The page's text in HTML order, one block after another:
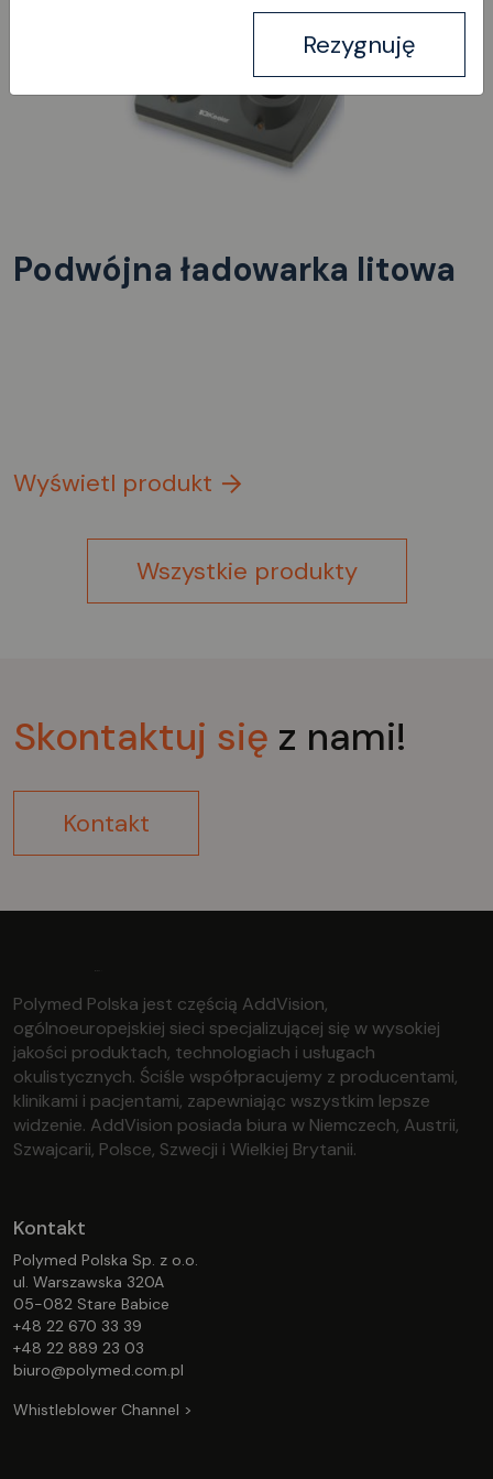
Podwójna ładowarka litowa
Wyświetl produkt
Wszystkie produkty
Skontaktuj się z nami!
Kontakt
Polymed Polska jest częścią AddVision,
ogólnoeuropejskiej sieci specjalizującej się w wysokiej
jakości produktach, technologiach i usługach
okulistycznych. Ściśle współpracujemy z producentami,
klinikami i pacjentami, zapewniając wszystkim lepsze
widzenie. AddVision posiada biura w Niemczech, Austrii,
Szwajcarii, Polsce, Szwecji i Wielkiej Brytanii.
Kontakt
Polymed Polska Sp. z o.o.
ul. Warszawska 320A
05-082 Stare Babice
+48 22 670 33 39
+48 22 889 23 03
biuro@polymed.com.pl
Whistleblower Channel >
Rezygnuję